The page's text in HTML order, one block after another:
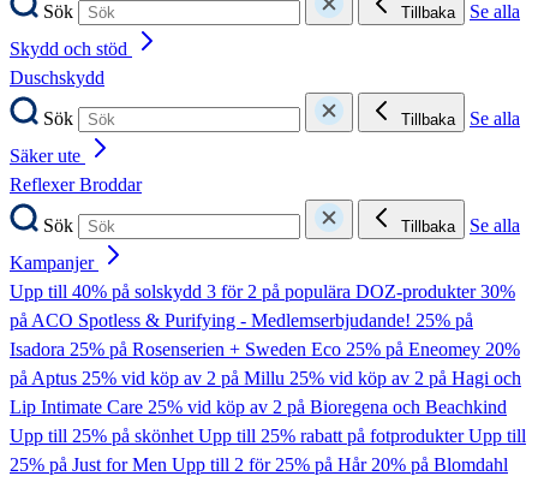
Sök Tillbaka
Se alla
Skydd och stöd
Duschskydd
Sök
Tillbaka
Se alla
Säker ute
ReflexerBroddar
Sök
Tillbaka
Se alla
Kampanjer
Upp till 40% på solskydd 3 för 2 på populära DOZ-produkter30%
på ACO Spotless & Purifying - Medlemserbjudande! 25% på
Isadora 25% på Rosenserien + Sweden Eco 25% på Eneomey 20%
på Aptus 25% vid köp av 2 på Millu 25% vid köp av 2 på Hagi och
Lip Intimate Care 25% vid köp av 2 på Bioregena och Beachkind
Upp till 25% på skönhetUpp till 25% rabatt på fotprodukterUpp till
25% på Just for Men Upp till 2 för 25% på Hår20% på Blomdahl